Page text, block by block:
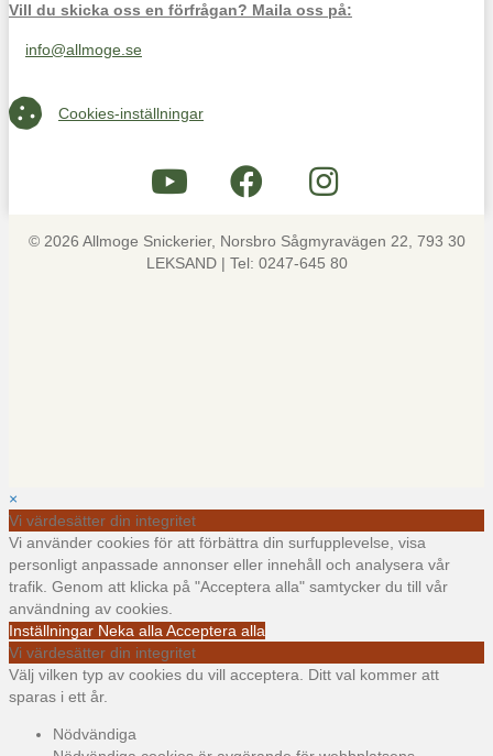
Vill du skicka oss en förfrågan? Maila oss på:
Maila oss på info@allmoge.se
info@allmoge.se
Cookies-inställningar
Cookies-inställningar
© 2026 Allmoge Snickerier, Norsbro Sågmyravägen 22, 793 30
LEKSAND | Tel: 0247-645 80
×
Vi värdesätter din integritet
Vi använder cookies för att förbättra din surfupplevelse, visa
personligt anpassade annonser eller innehåll och analysera vår
trafik. Genom att klicka på "Acceptera alla" samtycker du till vår
användning av cookies.
Inställningar Neka alla Acceptera alla
Vi värdesätter din integritet
Välj vilken typ av cookies du vill acceptera. Ditt val kommer att
sparas i ett år.
Nödvändiga